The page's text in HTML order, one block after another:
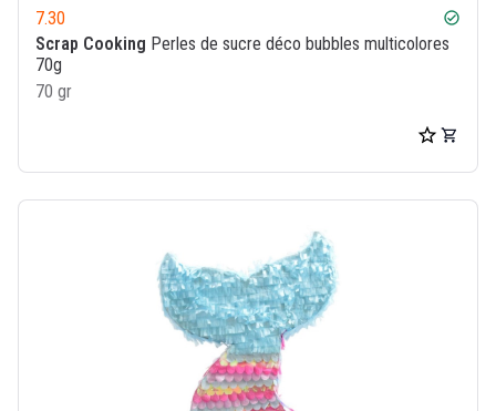
7.30 check_circle
Scrap Cooking Perles de sucre déco bubbles multicolores
70g
70 gr